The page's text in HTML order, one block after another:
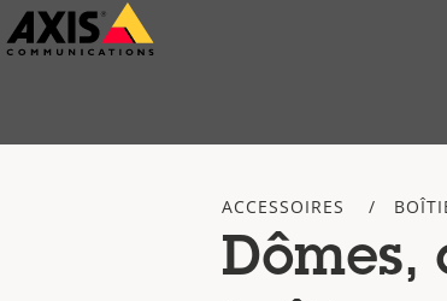
Passer
au
ACCESSOIRES
Dômes,